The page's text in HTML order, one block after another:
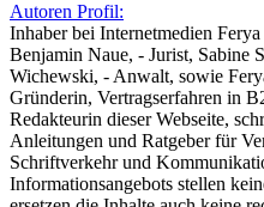
Autoren Profil:
Inhaberbei Internetmedien
Benjamin Naue, - Jurist, Sabine
Wichewski, - Anwalt, sowie
Gründerin, Vertragserfahren in
Redakteurin dieser Webseite,
Anleitungen und Ratgeber für
Schriftverkehr und
Informationsangebots stellen